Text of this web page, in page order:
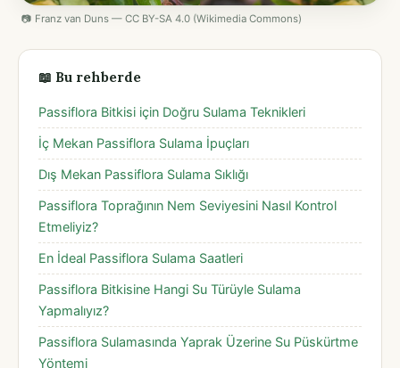
📷 Franz van Duns — CC BY-SA 4.0 (Wikimedia Commons)
📖 Bu rehberde
Passiflora Bitkisi için Doğru Sulama Teknikleri
İç Mekan Passiflora Sulama İpuçları
Dış Mekan Passiflora Sulama Sıklığı
Passiflora Toprağının Nem Seviyesini Nasıl Kontrol
Etmeliyiz?
En İdeal Passiflora Sulama Saatleri
Passiflora Bitkisine Hangi Su Türüyle Sulama
Yapmalıyız?
Passiflora Sulamasında Yaprak Üzerine Su Püskürtme
Yöntemi